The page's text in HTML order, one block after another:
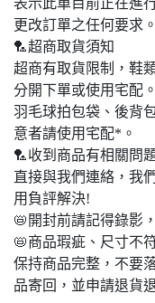
表示此單目前正在進
更改訂單之任何要求。
🏸超商取貨須知
超商有取貨限制，鞋
分開下單或使用宅配。
羽毛球拍包袋、後背
意者請使用宅配*。
🏸收到商品有相關問
直接與我們連絡，我
用負評解決!
📛開封前請記得錄影
📛商品瑕疵、尺寸不
保持商品完整，不要
品寄回，並申請退貨